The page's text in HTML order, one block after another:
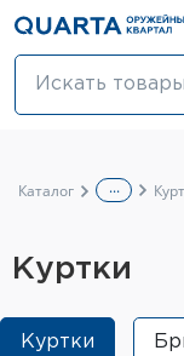
Оптовикам
Оружие и
Каталог ...
Куртки
Куртки